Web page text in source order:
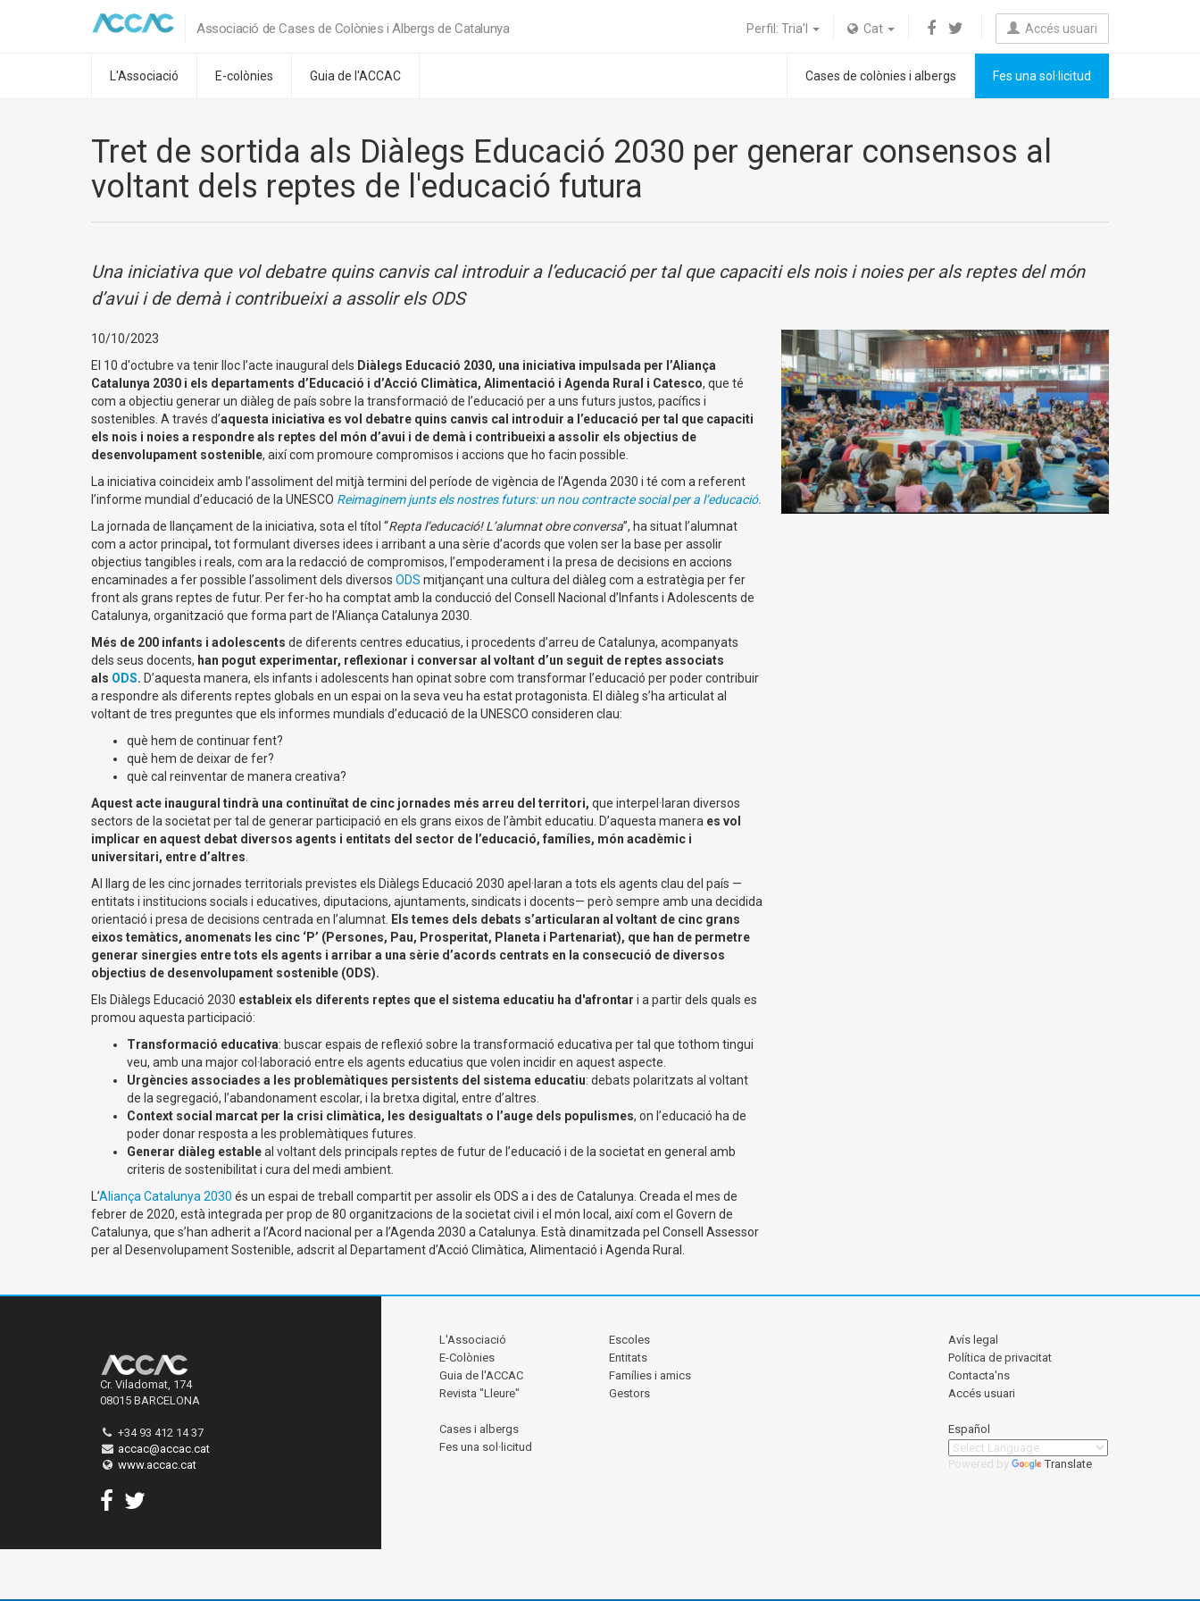
Associació de Cases de Colònies i Albergs de Catalunya Accés usuari
Cat
Perfil: Tria'l
L'Associació E-colònies Guia de l'ACCAC Fes una sol·licitud
Cases de colònies i albergs
Tret de sortida als Diàlegs Educació 2030 per generar consensos al
voltant dels reptes de l'educació futura
Una iniciativa que vol debatre quins canvis cal introduir a l’educació per tal que capaciti els nois i noies per als reptes del món
d’avui i de demà i contribueixi a assolir els ODS
10/10/2023
El 10 d'octubre va tenir lloc l’acte inaugural dels Diàlegs Educació 2030, una iniciativa impulsada per l’Aliança
Catalunya 2030 i els departaments d’Educació i d’Acció Climàtica, Alimentació i Agenda Rural i Catesco, que té
com a objectiu generar un diàleg de país sobre la transformació de l’educació per a uns futurs justos, pacífics i
sostenibles. A través d’aquesta iniciativa es vol debatre quins canvis cal introduir a l’educació per tal que capaciti
els nois i noies a respondre als reptes del món d’avui i de demà i contribueixi a assolir els objectius de
desenvolupament sostenible, així com promoure compromisos i accions que ho facin possible.
La iniciativa coincideix amb l’assoliment del mitjà termini del període de vigència de l’Agenda 2030 i té com a referent
l’informe mundial d’educació de la UNESCO Reimaginem junts els nostres futurs: un nou contracte social per a l’educació.
La jornada de llançament de la iniciativa, sota el títol “Repta l’educació! L’alumnat obre conversa”, ha situat l’alumnat
com a actor principal , tot formulant diverses idees i arribant a una sèrie d’acords que volen ser la base per assolir
objectius tangibles i reals, com ara la redacció de compromisos, l’empoderament i la presa de decisions en accions
encaminades a fer possible l’assoliment dels diversos ODS mitjançant una cultura del diàleg com a estratègia per fer
front als grans reptes de futur. Per fer-ho ha comptat amb la conducció del Consell Nacional d’Infants i Adolescents de
Catalunya, organització que forma part de l’Aliança Catalunya 2030.
Més de 200 infants i adolescents de diferents centres educatius, i procedents d’arreu de Catalunya, acompanyats
dels seus docents, han pogut experimentar, reflexionar i conversar al voltant d’un seguit de reptes associats
als ODS. D’aquesta manera, els infants i adolescents han opinat sobre com transformar l’educació per poder contribuir
a respondre als diferents reptes globals en un espai on la seva veu ha estat protagonista. El diàleg s’ha articulat al
voltant de tres preguntes que els informes mundials d’educació de la UNESCO consideren clau:
què hem de continuar fent?
què hem de deixar de fer?
què cal reinventar de manera creativa?
Aquest acte inaugural tindrà una continuïtat de cinc jornades més arreu del territori, que interpel·laran diversos
sectors de la societat per tal de generar participació en els grans eixos de l’àmbit educatiu. D’aquesta manera es vol
implicar en aquest debat diversos agents i entitats del sector de l’educació, famílies, món acadèmic i
universitari, entre d’altres
Al llarg de les cinc jornades territorials previstes els Diàlegs Educació 2030 apel·laran a tots els agents clau del país —
entitats i institucions socials i educatives, diputacions, ajuntaments, sindicats i docents— però sempre amb una decidida
orientació i presa de decisions centrada en l’alumnat. Els temes dels debats s’articularan al voltant de cinc grans
eixos temàtics, anomenats les cinc ‘P’ (Persones, Pau, Prosperitat, Planeta i Partenariat), que han de permetre
generar sinergies entre tots els agents i arribar a una sèrie d’acords centrats en la consecució de diversos
objectius de desenvolupament sostenible (ODS).
Els Diàlegs Educació 2030 estableix els diferents reptes que el sistema educatiu ha d'afrontar i a partir dels quals es
promou aquesta participació:
Transformació educativa: buscar espais de reflexió sobre la transformació educativa per tal que tothom tingui
veu, amb una major col·laboració entre els agents educatius que volen incidir en aquest aspecte.
Urgències associades a les problemàtiques persistents del sistema educatiu: debats polaritzats al voltant
de la segregació, l’abandonament escolar, i la bretxa digital, entre d’altres.
Context social marcat per la crisi climàtica, les desigualtats o l’auge dels populismes, on l’educació ha de
poder donar resposta a les problemàtiques futures.
Generar diàleg estableal voltant dels principals reptes de futur de l’educació i de la societat en general amb
criteris de sostenibilitat i cura del medi ambient.
L’Aliança Catalunya 2030 és un espai de treball compartit per assolir els ODS a i des de Catalunya. Creada el mes de
febrer de 2020, està integrada per prop de 80 organitzacions de la societat civil i el món local, així com el Govern de
Catalunya, que s’han adherit a l’Acord nacional per a l’Agenda 2030 a Catalunya. Està dinamitzada pel Consell Assessor
per al Desenvolupament Sostenible, adscrit al Departament d’Acció Climàtica, Alimentació i Agenda Rural.
Cr. Viladomat, 174
08015 BARCELONA
+34 93 412 14 37
accac@accac.cat
www.accac.cat
L'Associació
E-Colònies
Guia de l'ACCAC
Revista "Lleure"
Cases i albergs
Fes una sol·licitud
Escoles
Entitats
Famílies i amics
Gestors
Avís legal
Política de privacitat
Contacta'ns
Accés usuari
Español
Powered by Translate